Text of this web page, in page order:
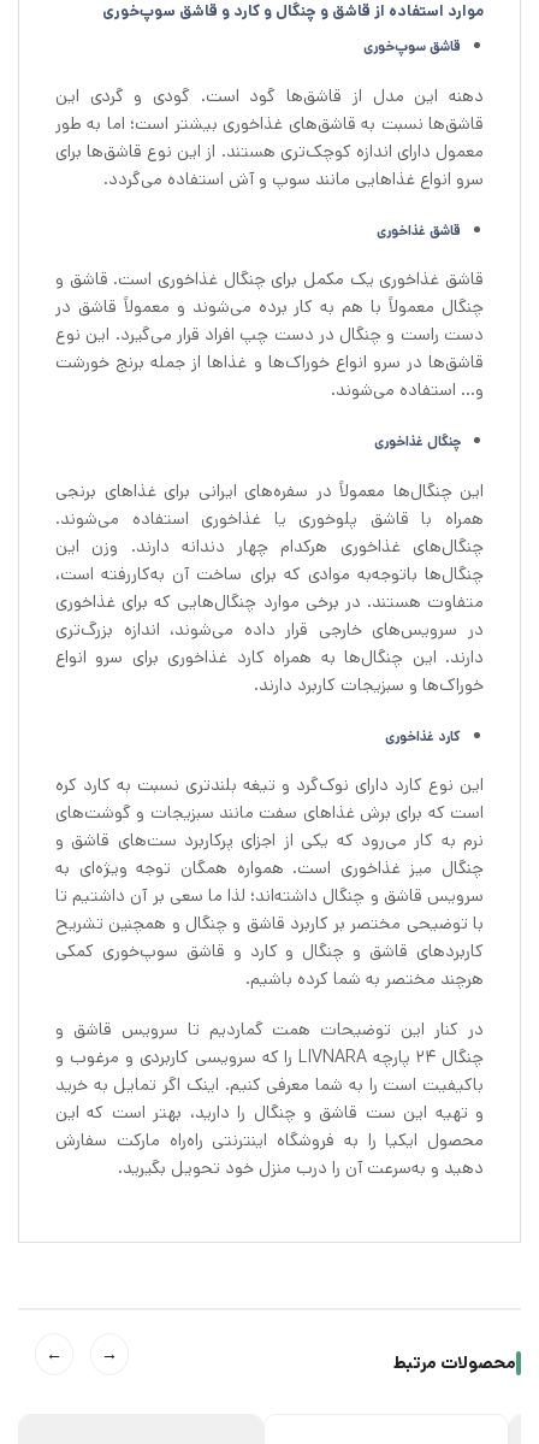
موارد استفاده از قاشق و چنگال و کارد و قاشق سوپ‌خوری
قاشق سوپ‌خوری
دهنه این مدل از قاشق‌ها گود است. گودی و گردی این
قاشق‌ها نسبت به قاشق‌های غذاخوری بیشتر است؛ اما به طور
معمول دارای اندازه کوچک‌تری هستند. از این نوع قاشق‌ها برای
سرو انواع غذاهایی مانند سوپ و آش استفاده می‌گردد.
قاشق غذاخوری
قاشق غذاخوری یک مکمل برای چنگال غذاخوری است. قاشق و
چنگال معمولاً با هم به کار برده می‌شوند و معمولاً قاشق در
دست راست و چنگال در دست چپ افراد قرار می‌گیرد. این نوع
قاشق‌ها در سرو انواع خوراک‌ها و غذاها از جمله برنج خورشت
و… استفاده می‌شوند.
چنگال غذاخوری
این چنگال‌ها معمولاً در سفره‌های ایرانی برای غذاهای برنجی
همراه با قاشق پلوخوری یا غذاخوری استفاده می‌شوند.
چنگال‌های غذاخوری هرکدام چهار دندانه دارند. وزن این
چنگال‌ها باتوجه‌به موادی که برای ساخت آن به‌کاررفته است،
متفاوت هستند. در برخی موارد چنگال‌هایی که برای غذاخوری
در سرویس‌های خارجی قرار داده می‌شوند، اندازه بزرگ‌تری
دارند. این چنگال‌ها به همراه کارد غذاخوری برای سرو انواع
خوراک‌ها و سبزیجات کاربرد دارند.
کارد غذاخوری
این نوع کارد دارای نوک‌گرد و تیغه بلندتری نسبت به کارد کره
است که برای برش غذاهای سفت مانند سبزیجات و گوشت‌های
نرم به کار می‌رود که یکی از اجزای پرکاربرد ست‌های قاشق و
چنگال میز غذاخوری است. همواره همگان توجه ویژه‌ای به
سرویس قاشق و چنگال داشته‌اند؛ لذا ما سعی بر آن داشتیم تا
با توضیحی مختصر بر کاربرد قاشق و چنگال و همچنین تشریح
کاربردهای قاشق و چنگال و کارد و قاشق سوپ‌خوری کمکی
هرچند مختصر به شما کرده باشیم.
در کنار این توضیحات همت گماردیم تا سرویس قاشق و
چنگال 24 پارچه LIVNARA را که سرویسی کاربردی و مرغوب و
باکیفیت است را به شما معرفی کنیم. اینک اگر تمایل به خرید
و تهیه این ست قاشق و چنگال را دارید، بهتر است که این
محصول ایکیا را به فروشگاه اینترنتی راه‌راه مارکت سفارش
دهید و به‌سرعت آن را درب منزل خود تحویل بگیرید.
محصولات مرتبط →
←